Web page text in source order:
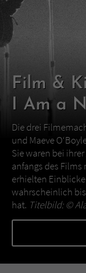
Film &
I Am a
Die drei
und Maeve
Sie waren bei
anfangs des
erhielten
wahrscheinlich
hat. Titelbild: ©